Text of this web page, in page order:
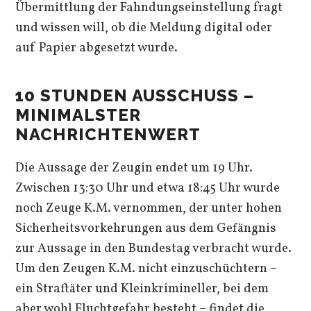
Übermittlung der Fahndungseinstellung fragt
und wissen will, ob die Meldung digital oder
auf Papier abgesetzt wurde.
10 STUNDEN AUSSCHUSS –
MINIMALSTER
NACHRICHTENWERT
Die Aussage der Zeugin endet um 19 Uhr.
Zwischen 13:30 Uhr und etwa 18:45 Uhr wurde
noch Zeuge K.M. vernommen, der unter hohen
Sicherheitsvorkehrungen aus dem Gefängnis
zur Aussage in den Bundestag verbracht wurde.
Um den Zeugen K.M. nicht einzuschüchtern –
ein Straftäter und Kleinkrimineller, bei dem